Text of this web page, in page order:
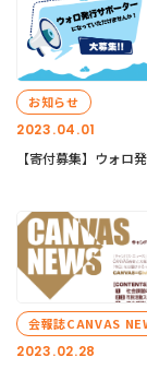
2023.04.01
お知らせ
【寄付募集】ウォロ
2023.02.28
会報誌CANVAS